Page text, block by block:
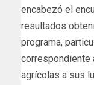
encabezó el
resultados
programa,
correspondiente
agrícolas a sus